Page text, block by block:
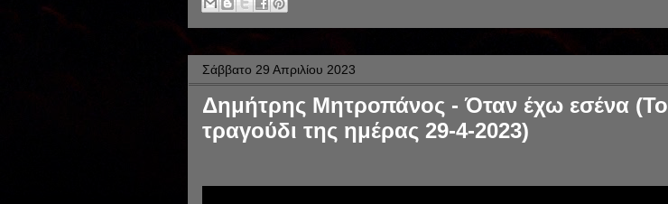
Σάββατο 29 Απριλίου 2023
Δημήτρης Μητροπάνος - Όταν έχω εσένα (Το
τραγούδι της ημέρας 29-4-2023)